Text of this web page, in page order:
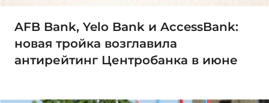
AFB Bank, Yelo Bank и AccessBank:
новая тройка возглавила
антирейтинг Центробанка в июне